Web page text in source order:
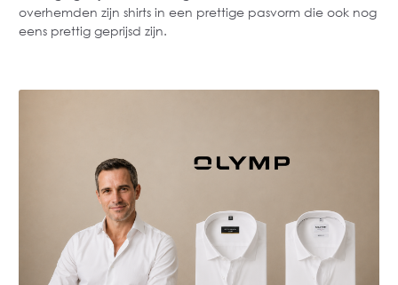
overhemden zijn shirts in een prettige pasvorm die ook nog
eens prettig geprijsd zijn.